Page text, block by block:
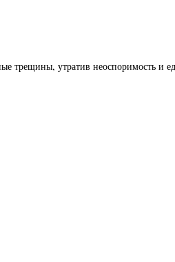
трещины, утратив неоспоримость и